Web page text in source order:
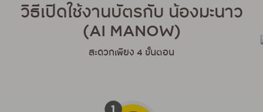
วิธีเปิดใช้งานบัตรกับ น้องมะนาว
(AI MANOW)
สะดวกเพียง 4 ขั้นตอน